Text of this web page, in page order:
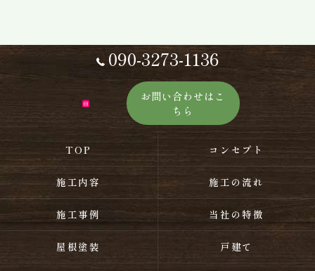
090-3273-1136
お問い合わせはこ
ちら
TOP コンセプト
施工内容 施工の流れ
施工事例 当社の特徴
屋根塗装 戸建て